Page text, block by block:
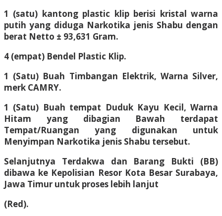
1 (satu) kantong plastic klip berisi kristal warna
putih yang diduga Narkotika jenis Shabu dengan
berat Netto ± 93,631 Gram.
4 (empat) Bendel Plastic Klip.
1 (Satu) Buah Timbangan Elektrik, Warna Silver,
merk CAMRY.
1 (Satu) Buah tempat Duduk Kayu Kecil, Warna
Hitam yang dibagian Bawah terdapat
Tempat/Ruangan yang digunakan untuk
Menyimpan Narkotika jenis Shabu tersebut.
Selanjutnya Terdakwa dan Barang Bukti (BB)
dibawa ke Kepolisian Resor Kota Besar Surabaya,
Jawa Timur untuk proses lebih lanjut
(Red).